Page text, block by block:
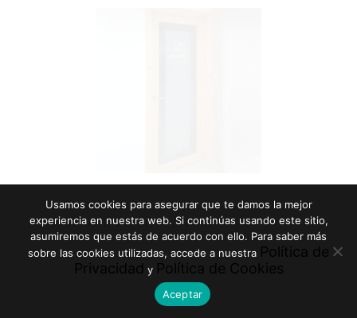
Usamos cookies para asegurar que te damos la mejor
experiencia en nuestra web. Si continúas usando este sitio,
asumiremos que estás de acuerdo con ello. Para saber más
sobre las cookies utilizadas, accede a nuestra Política de
Privacidad
y Política de Cookies
Aceptar